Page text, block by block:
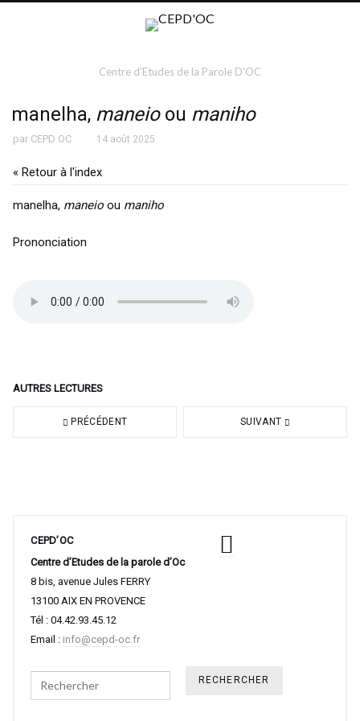
Centre d'Etudes de la Parole D'OC
manelha, maneioou maniho
par CEPD OC 14 août 2025
« Retour à l'index
manelha, maneio ou maniho
Prononciation
AUTRES LECTURES
PRÉCÉDENT SUIVANT
CEPD’OC
Centre d’Etudes de la parole d’Oc
8 bis, avenue Jules FERRY
13100 AIX EN PROVENCE
Tél : 04.42.93.45.12
Email : info@cepd-oc.fr
Search